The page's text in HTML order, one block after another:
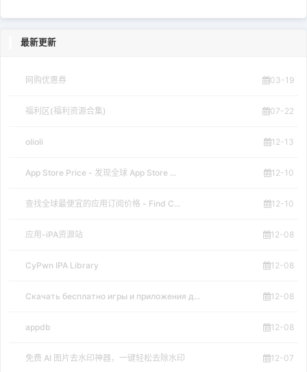
最新更新
网购优惠券 03-19
福利区(福利资源合集) 07-22
olioli 12-13
App Store Price - 发现全球 App Store ... 12-10
查找全球最便宜的应用订阅价格 - Find C... 12-10
应用-iPA资源站 12-08
CyPwn IPA Library 12-08
Скачать бесплатно игры и приложения д... 12-08
appdb 12-08
免费 AI 图片去水印神器，一键轻松去除水印 12-07